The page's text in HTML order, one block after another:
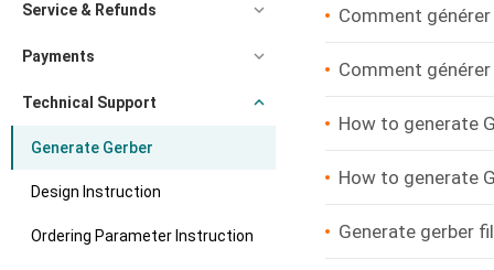
Comment
Comment
How to generate
How to generate
Generate gerber
Service & Refunds
Payments
Technical Support
Generate Gerber
Design Instruction
Ordering Parameter Instruction